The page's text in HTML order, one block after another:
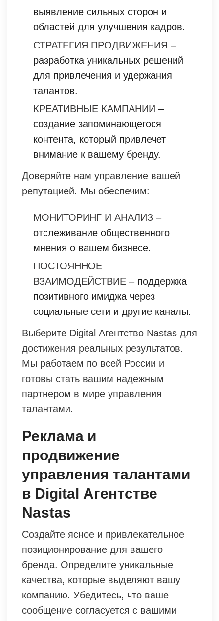
выявление сильных сторон и
областей для улучшения кадров.
СТРАТЕГИЯ ПРОДВИЖЕНИЯ –
разработка уникальных решений
для привлечения и удержания
талантов.
КРЕАТИВНЫЕ КАМПАНИИ –
создание запоминающегося
контента, который привлечет
внимание к вашему бренду.
Доверяйте нам управление вашей
репутацией. Мы обеспечим:
МОНИТОРИНГ И АНАЛИЗ –
отслеживание общественного
мнения о вашем бизнесе.
ПОСТОЯННОЕ
ВЗАИМОДЕЙСТВИЕ – поддержка
позитивного имиджа через
социальные сети и другие каналы.
Выберите Digital Агентство Nastas для
достижения реальных результатов.
Мы работаем по всей России и
готовы стать вашим надежным
партнером в мире управления
талантами.
Реклама и
продвижение
управления талантами
в Digital Агентстве
Nastas
Создайте ясное и привлекательное
позиционирование для вашего
бренда. Определите уникальные
качества, которые выделяют вашу
компанию. Убедитесь, что ваше
сообщение согласуется с вашими